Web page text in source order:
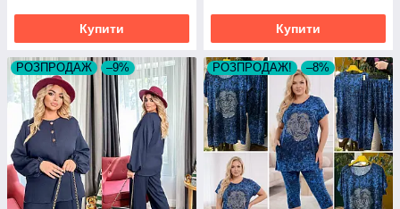
Купити Купити
РОЗПРОДАЖ –9% РОЗПРОДАЖ! –8%